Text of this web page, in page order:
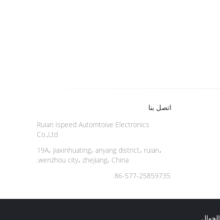
اتصل بنا
Ruian Ispeed Automtoive Electronics
Co.,Ltd
19A، jiaxinhuating، anyang district، ruian،
wenzhou city، zhejiang، China.
86-577-25859735